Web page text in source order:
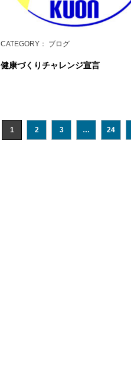
CATEGORY ： ブログ
健康づくりチャレンジ宣言
1 2 3 … 24